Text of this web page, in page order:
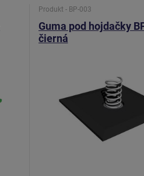
Produkt - BP-003
Guma pod hojdačky
čierná